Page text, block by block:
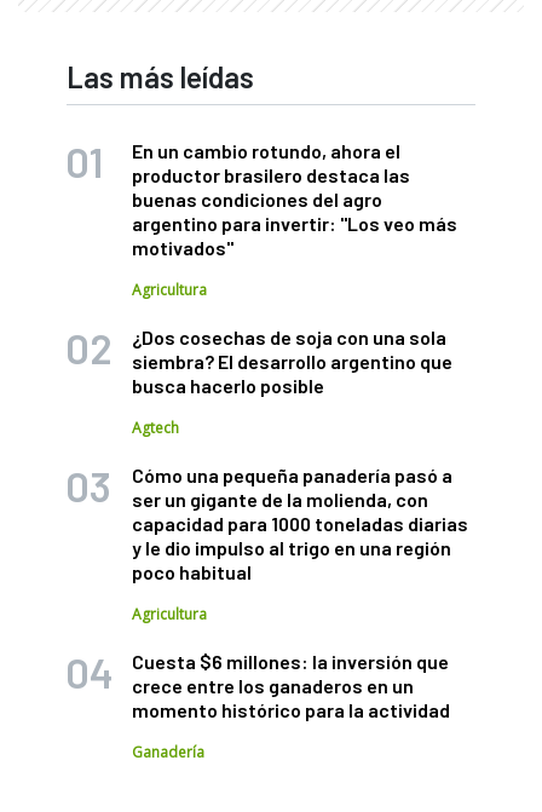
Las más leídas
En un cambio rotundo, ahora el
productor brasilero destaca las
buenas condiciones del agro
argentino para invertir: "Los veo más
motivados"
Agricultura
¿Dos cosechas de soja con una sola
siembra? El desarrollo argentino que
busca hacerlo posible
Agtech
Cómo una pequeña panadería pasó a
ser un gigante de la molienda, con
capacidad para 1000 toneladas diarias
y le dio impulso al trigo en una región
poco habitual
Agricultura
Cuesta $6 millones: la inversión que
crece entre los ganaderos en un
momento histórico para la actividad
Ganadería